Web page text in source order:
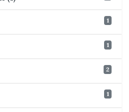
1
1
2
1